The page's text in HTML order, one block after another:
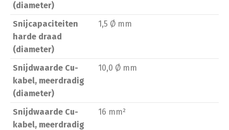
(diameter)
Snijcapaciteiten
harde draad
(diameter)
1,5 Ø mm
Snijdwaarde Cu-
kabel, meerdradig
(diameter)
10,0 Ø mm
Snijdwaarde Cu-
kabel, meerdradig
16 mm²